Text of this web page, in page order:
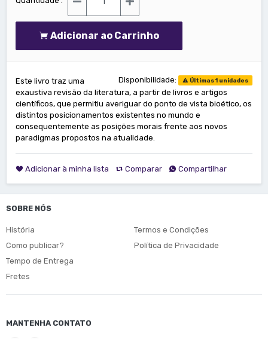
Adicionar ao Carrinho
Disponibilidade: Últimas 1 unidades
Este livro traz uma
exaustiva revisão da literatura, a partir de livros e artigos
científicos, que permitiu averiguar do ponto de vista bioético, os
distintos posicionamentos existentes no mundo e
consequentemente as posições morais frente aos novos
paradigmas propostos na atualidade.
Adicionar à minha lista Comparar Compartilhar
SOBRE NÓS
História
Como publicar?
Tempo de Entrega
Fretes
Termos e Condições
Política de Privacidade
MANTENHA CONTATO